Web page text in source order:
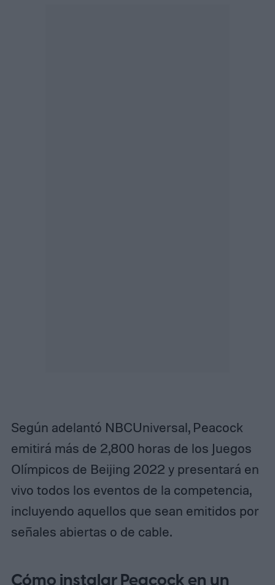
Según adelantó NBCUniversal, Peacock
emitirá más de 2,800 horas de los Juegos
Olímpicos de Beijing 2022 y presentará en
vivo todos los eventos de la competencia,
incluyendo aquellos que sean emitidos por
señales abiertas o de cable.